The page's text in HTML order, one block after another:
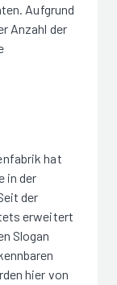
Aufgrund
Anzahl der
hat
in der
der
erweitert
Slogan
hier von